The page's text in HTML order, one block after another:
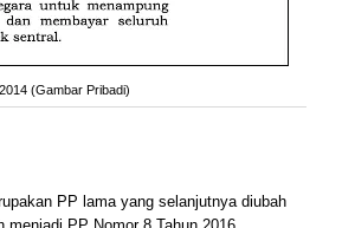
(Gambar Pribadi)
PP lama yang selanjutnya diubah